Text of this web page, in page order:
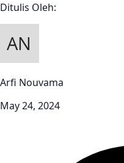
Ditulis Oleh:
Arfi Nouvama
May 24, 2024